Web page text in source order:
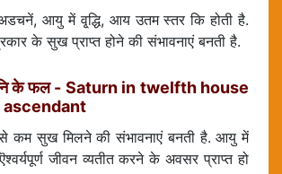
आयु में वृ्द्धि, आय उतम स्तर कि होती है.
के सुख प्राप्त होने की संभावनाएं बनती है.
शनि के फल - Saturn in twelfth house
से कम सुख मिलने की संभावनाएं बनती है. आयु में
जीवन व्यतीत करने के अवसर प्राप्त हो